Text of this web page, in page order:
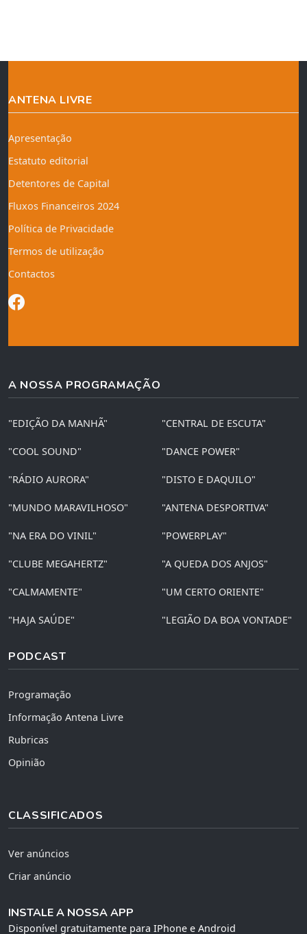
ANTENA LIVRE
Apresentação
Estatuto editorial
Detentores de Capital
Fluxos Financeiros 2024
Política de Privacidade
Termos de utilização
Contactos
A NOSSA PROGRAMAÇÃO
"EDIÇÃO DA MANHÃ" "CENTRAL DE ESCUTA"
"COOL SOUND" "DANCE POWER"
"RÁDIO AURORA" "DISTO E DAQUILO"
"MUNDO MARAVILHOSO" "ANTENA DESPORTIVA"
"NA ERA DO VINIL" "POWERPLAY"
"CLUBE MEGAHERTZ" "A QUEDA DOS ANJOS"
"CALMAMENTE" "UM CERTO ORIENTE"
"HAJA SAÚDE" "LEGIÃO DA BOA VONTADE"
PODCAST
Programação
Informação Antena Livre
Rubricas
Opinião
CLASSIFICADOS
Ver anúncios
Criar anúncio
INSTALE A NOSSA APP
Disponível gratuitamente para IPhone e Android